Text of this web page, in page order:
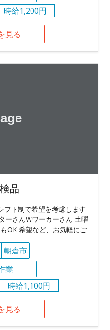
時給1,200円
見る
品
フト制で希望を考慮します
ーさんWワーカーさん 土曜
OK 希望など、お気軽にご
朝倉市
業
時給1,100円
見る